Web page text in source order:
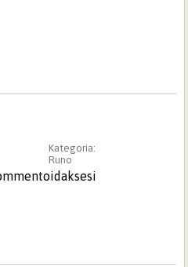
Kategoria:
Runo